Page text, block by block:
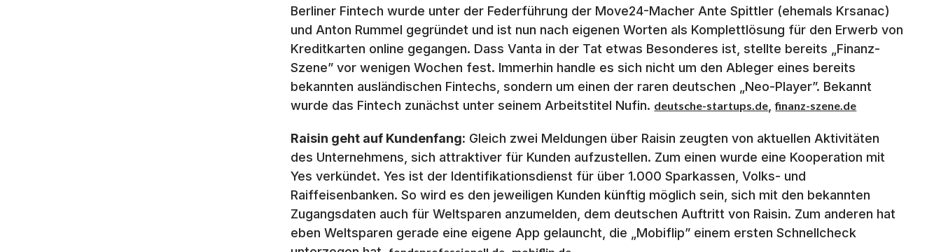
Berliner Fintech wurde unter der Federführung der Move24-Macher Ante Spittler (ehemals Krsanac)
und Anton Rummel gegründet und ist nun nach eigenen Worten als Komplettlösung für den Erwerb von
Kreditkarten online gegangen. Dass Vanta in der Tat etwas Besonderes ist, stellte bereits „Finanz-
Szene” vor wenigen Wochen fest. Immerhin handle es sich nicht um den Ableger eines bereits
bekannten ausländischen Fintechs, sondern um einen der raren deutschen „Neo-Player”. Bekannt
wurde das Fintech zunächst unter seinem Arbeitstitel Nufin. deutsche-startups.de ,finanz-szene.de
Raisin geht auf Kundenfang: Gleich zwei Meldungen über Raisin zeugten von aktuellen Aktivitäten
des Unternehmens, sich attraktiver für Kunden aufzustellen. Zum einen wurde eine Kooperation mit
Yes verkündet. Yes ist der Identifikationsdienst für über 1.000 Sparkassen, Volks- und
Raiffeisenbanken. So wird es den jeweiligen Kunden künftig möglich sein, sich mit den bekannten
Zugangsdaten auch für Weltsparen anzumelden, dem deutschen Auftritt von Raisin. Zum anderen hat
eben Weltsparen gerade eine eigene App gelauncht, die „Mobiflip” einem ersten Schnellcheck